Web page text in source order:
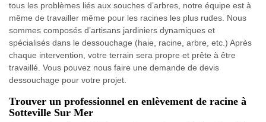
tous les problèmes liés aux souches d’arbres, notre équipe est à
même de travailler même pour les racines les plus rudes. Nous
sommes composés d’artisans jardiniers dynamiques et
spécialisés dans le dessouchage (haie, racine, arbre, etc.) Après
chaque intervention, votre terrain sera propre et prête à être
travaillé. Vous pouvez nous faire une demande de devis
dessouchage pour votre projet.
Trouver un professionnel en enlèvement de racine à
Sotteville Sur Mer